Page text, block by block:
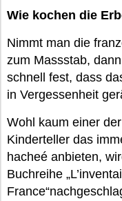
Wie kochen die
Nimmt man die
zum Massstab,
schnell fest, dass
in Vergessenheit
Wohl kaum einer
Kinderteller das
hacheé anbieten,
Buchreihe